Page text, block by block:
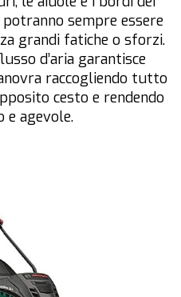
sempre essere
grandi fatiche o sforzi.
d’aria garantisce
raccogliendo tutto
cesto e rendendo
agevole.